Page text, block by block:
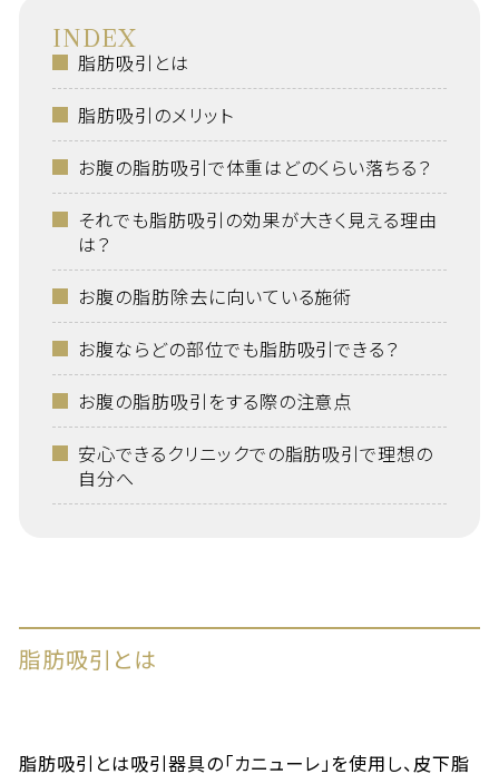
INDEX
脂肪吸引とは
脂肪吸引のメリット
お腹の脂肪吸引で体重はどのくらい落ちる？
それでも脂肪吸引の効果が大きく見える理由
は？
お腹の脂肪除去に向いている施術
お腹ならどの部位でも脂肪吸引できる？
お腹の脂肪吸引をする際の注意点
安心できるクリニックでの脂肪吸引で理想の
自分へ
脂肪吸引とは
脂肪吸引とは吸引器具の「カニューレ」を使用し、皮下脂